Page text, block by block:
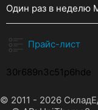
Один раз в неделю
Прайс-лист
30r689n3c51p6hde
© 2011 - 2026